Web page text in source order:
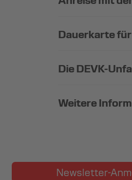
Dauerkarte
Die DEVK-
Weitere
Newsletter-